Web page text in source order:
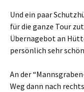
Und ein paar
für die ganze Tour
Übernagebot an
persönlich sehr
An der
Weg dann nach